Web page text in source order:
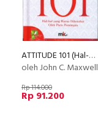
ATTITUDE 101 (Hal-Hal yang Harus Diketahui Oleh Para Pemimpin) (2016)
oleh John C. Maxwell
Rp 114.000
Rp 91.200